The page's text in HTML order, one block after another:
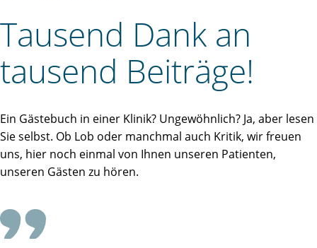
Tausend Dank an
tausend Beiträge!
Ein Gästebuch in einer Klinik? Ungewöhnlich? Ja, aber lesen
Sie selbst. Ob Lob oder manchmal auch Kritik, wir freuen
uns, hier noch einmal von Ihnen unseren Patienten,
unseren Gästen zu hören.